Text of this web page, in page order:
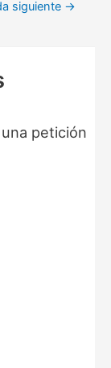
siguiente →
petición